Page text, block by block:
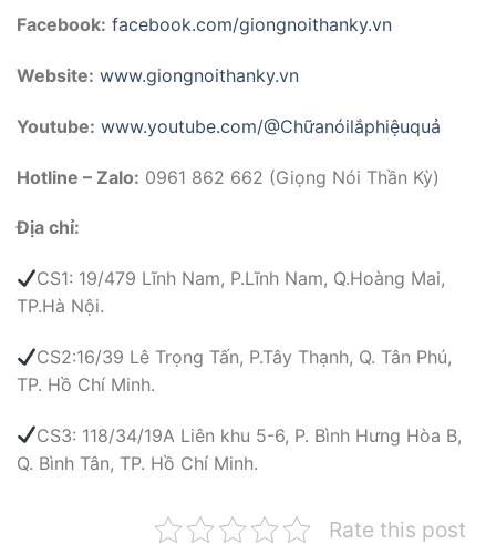
Facebook: facebook.com/giongnoithanky.vn
Website: www.giongnoithanky.vn
Youtube: www.youtube.com/@Chữanóilắphiệuquả
Hotline – Zalo: 0961 862 662 (Giọng Nói Thần Kỳ)
Địa chỉ:
CS1: 19/479 Lĩnh Nam, P.Lĩnh Nam, Q.Hoàng Mai,
TP.Hà Nội.
CS2:16/39 Lê Trọng Tấn, P.Tây Thạnh, Q. Tân Phú,
TP. Hồ Chí Minh.
CS3: 118/34/19A Liên khu 5-6, P. Bình Hưng Hòa B,
Q. Bình Tân, TP. Hồ Chí Minh.
Rate this post